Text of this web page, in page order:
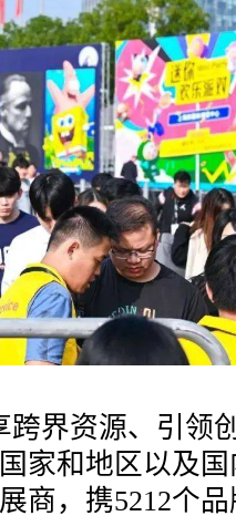
界资源、引领
家和地区以及
商，携5212个